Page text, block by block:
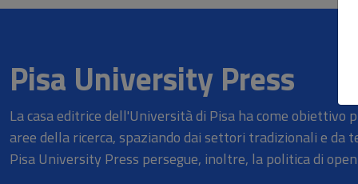
Pisa University Press
La casa editrice dell'Università di Pisa ha come
aree della ricerca, spaziando dai settori tradizionali e
Pisa University Press persegue, inoltre, la politica di